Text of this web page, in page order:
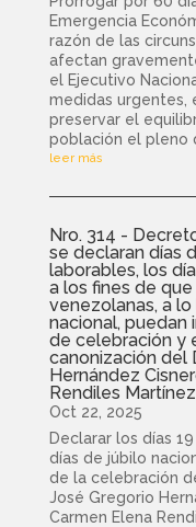
Emergencia
razón de las
afectan
el Ejecutivo
medidas urgentes,
preservar el
población el pleno
leer más
Nro. 314 -
se declaran días
laborables, los
a los fines de
venezolanas, a
nacional, puedan
de celebración y
canonización del
Hernández
Rendiles Martínez
Oct 22, 2025
Declarar los días
días de júbilo
de la celebración
José Gregorio
Carmen Elena